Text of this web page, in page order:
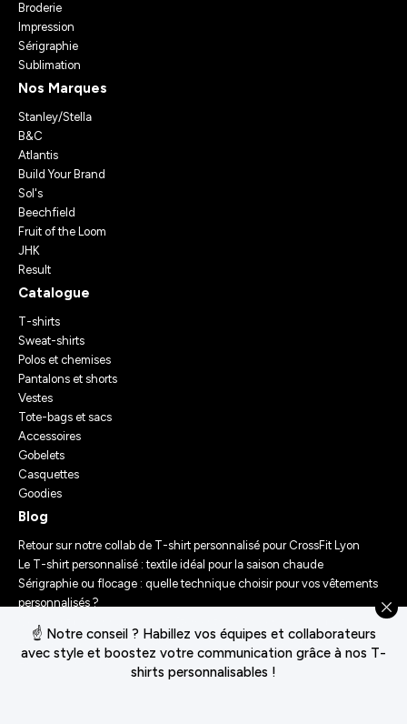
☝️ Notre conseil ? Habillez vos équipes et collaborateurs
avec style et boostez votre communication grâce à nos T-
shirts personnalisables !
Broderie
Impression
Sérigraphie
Sublimation
Nos Marques
Stanley/Stella
B&C
Atlantis
Build Your Brand
Sol's
Beechfield
Fruit of the Loom
JHK
Result
Catalogue
T-shirts
Sweat-shirts
Polos et chemises
Pantalons et shorts
Vestes
Tote-bags et sacs
Accessoires
Gobelets
Casquettes
Goodies
Blog
Retour sur notre collab de T-shirt personnalisé pour CrossFit Lyon
Le T-shirt personnalisé : textile idéal pour la saison chaude
Sérigraphie ou flocage : quelle technique choisir pour vos vêtements
personnalisés ?
Comment personnaliser des vêtements ? Nos conseils d’experts
Le Festival Chasseur d’Orage : Un Merch Sur-Mesure pour un
Événement Unique